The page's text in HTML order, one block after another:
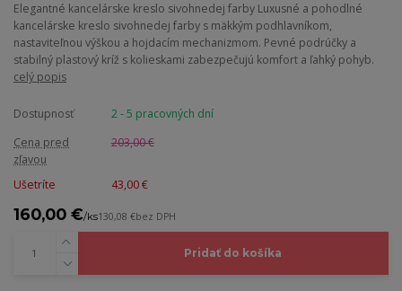
Elegantné kancelárske kreslo sivohnedej farby Luxusné a pohodlné
kancelárske kreslo sivohnedej farby s mäkkým podhlavníkom,
nastaviteľnou výškou a hojdacím mechanizmom. Pevné podrúčky a
stabilný plastový kríž s kolieskami zabezpečujú komfort a ľahký pohyb.
celý popis
Dostupnosť
2 - 5 pracovných dní
Cena pred
zľavou
203,00 €
Ušetríte 43,00 €
160,00 €/ks130,08 €bez DPH
Pridať do košíka